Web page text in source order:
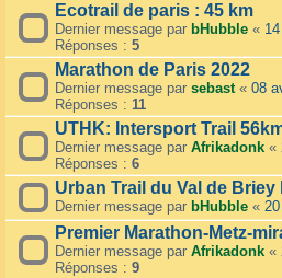
Ecotrail de paris : 45 km
Dernier message par bHubble «
Réponses : 5
Marathon de Paris 2022
Dernier message par sebast« 08
Réponses : 11
UTHK: Intersport Trail
Dernier message par Afrikadonk «
Réponses : 6
Urban Trail du Val de Briey
Dernier message par bHubble «
Premier Marathon-Metz-
Dernier message par Afrikadonk «
Réponses : 9